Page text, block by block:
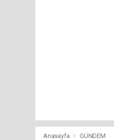
Anasayfa GÜNDEM